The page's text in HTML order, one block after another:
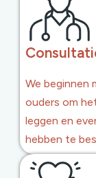
We beginnen
ouders om
leggen en
hebben te